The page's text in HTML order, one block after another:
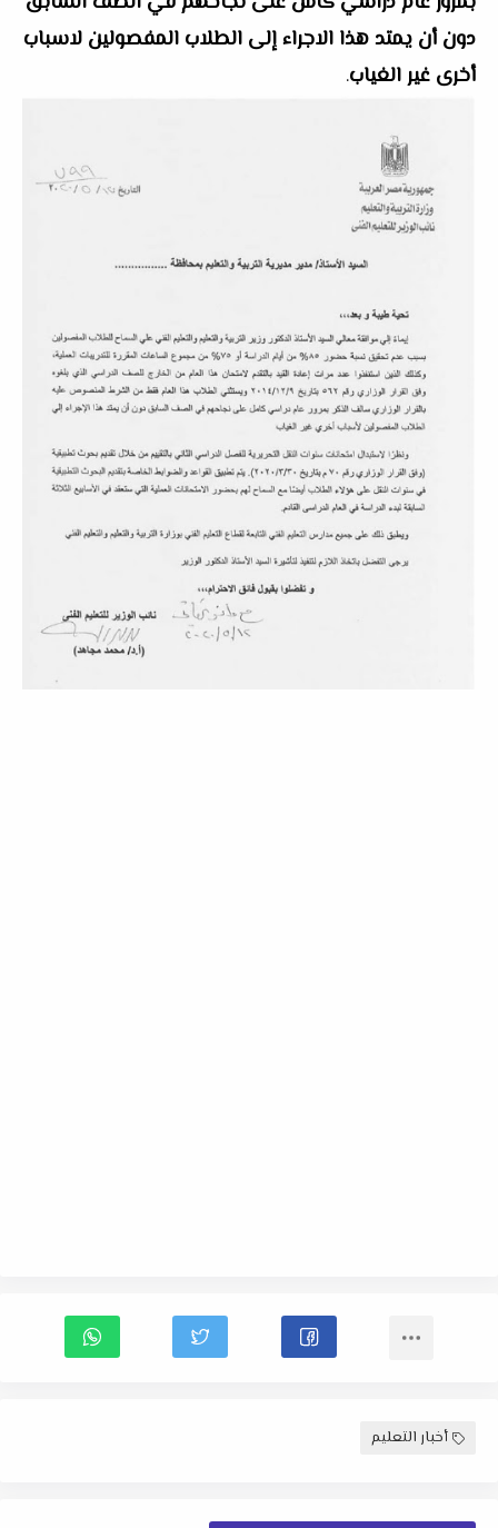
دون أن يمتد هذا الاجراء إلى الطلاب المفصولين لاسباب
أخرى غير الغياب.
أخبار التعليم